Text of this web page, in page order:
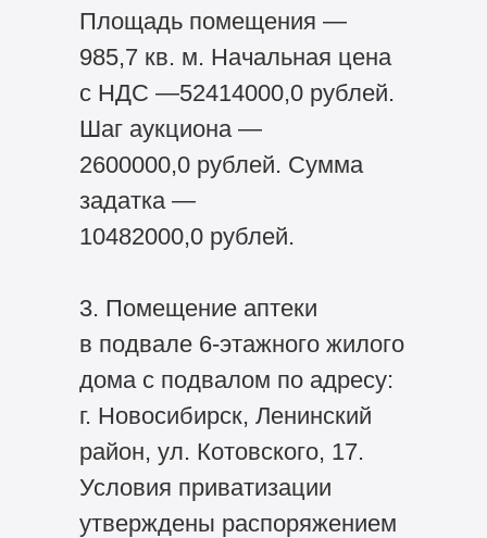
Площадь помещения —
985,7 кв. м. Начальная цена
с НДС —52414000,0 рублей.
Шаг аукциона —
2600000,0 рублей. Сумма
задатка —
10482000,0 рублей.
3. Помещение аптеки
в подвале 6-этажного жилого
дома с подвалом по адресу:
г. Новосибирск, Ленинский
район, ул. Котовского, 17.
Условия приватизации
утверждены распоряжением